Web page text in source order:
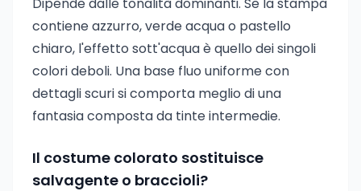
contiene azzurro, verde acqua o pastello
chiaro, l'effetto sott'acqua è quello dei singoli
colori deboli. Una base fluo uniforme con
dettagli scuri si comporta meglio di una
fantasia composta da tinte intermedie.
Il costume colorato sostituisce
salvagente o braccioli?